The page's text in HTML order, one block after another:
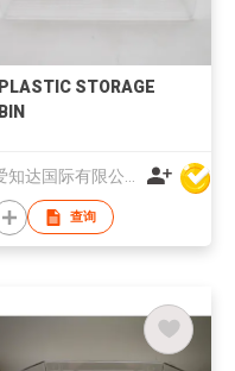
PLASTIC STORAGE
BIN
查询